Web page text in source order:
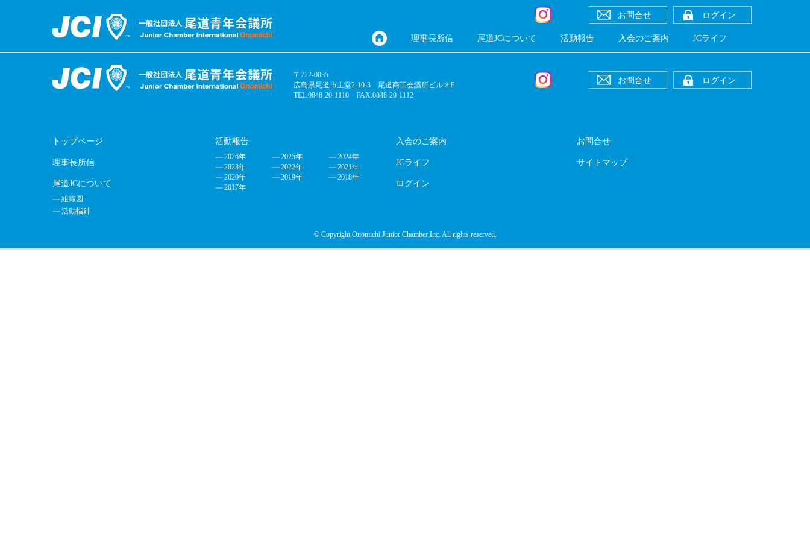
お問合せ ログイン
理事長所信 尾道JCについて 活動報告 入会のご案内 JCライフ
〒722-0035
広島県尾道市土堂2-10-3 尾道商工会議所ビル３F
TEL.0848-20-1110 FAX.0848-20-1112
お問合せ ログイン
トップページ
理事長所信
尾道JCについて
組織図
活動指針
活動報告
2026年 2025年
2024年
2023年
2022年
2021年
2020年
2019年
2018年
2017年
入会のご案内
JCライフ
ログイン
お問合せ
サイトマップ
© Copyright Onomichi Junior Chamber,Inc. All rights reserved.